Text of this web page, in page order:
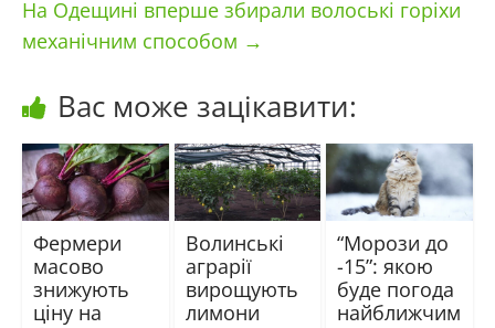
На Одещині вперше збирали волоські горіхи
механічним способом →
Вас може зацікавити:
Фермери
масово
знижують
ціну на
Волинські
аграрії
вирощують
лимони
“Морози до
-15”: якою
буде погода
найближчим